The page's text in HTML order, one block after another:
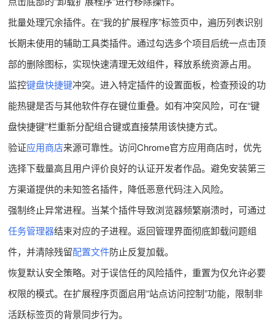
批量处理冗余插件。在“我的扩展程序”标签页中，遍历列表识别
长期未使用的辅助工具类插件。通过勾选多个项目后统一点击顶
部的删除图标，实现快速清理无效组件，释放系统资源占用。
监控键盘快捷键冲突。进入特定插件的设置面板，检查预设的功
能热键是否与其他软件存在键位重叠。如有冲突风险，可在“键
盘快捷键”栏重新分配组合键或直接禁用该快捷方式。
验证应用商店来源可靠性。访问Chrome官方应用商店时，优先
选择下载量高且用户评价良好的认证开发者作品。避免安装第三
方渠道提供的未知签名插件，降低恶意代码注入风险。
强制终止异常进程。当某个插件导致浏览器频繁崩溃时，可通过
任务管理器结束对应的子进程。返回管理界面彻底卸载问题组
件，并清除残留配置文件防止反复加载。
恢复默认安全策略。对于误信任的风险插件，重置为仅允许必要
权限的模式。在扩展程序页面启用“站点访问控制”功能，限制非
活跃标签页的背景同步行为。